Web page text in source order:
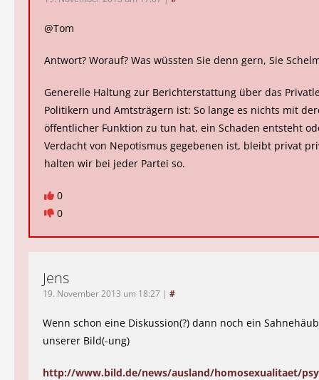
@Tom
Antwort? Worauf? Was wüssten Sie denn gern, Sie
Generelle Haltung zur Berichterstattung über das
Politikern und Amtsträgern ist: So lange es nichts mit
öffentlicher Funktion zu tun hat, ein Schaden entsteht
Verdacht von Nepotismus gegebenen ist, bleibt privat
halten wir bei jeder Partei so.
0
0
Jens
19. November 2013 um 18:27 | #
Wenn schon eine Diskussion(?) dann noch ein
unserer Bild(-ung)
http://www.bild.de/news/ausland/homosexualitaet/